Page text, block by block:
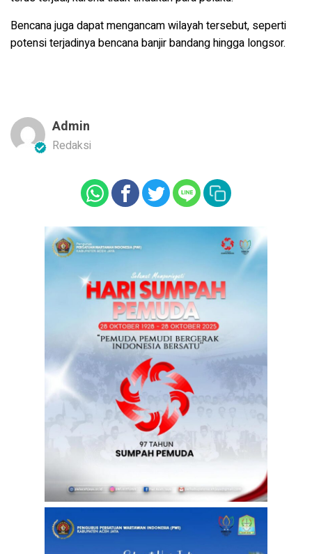
Bencana juga dapat mengancam wilayah tersebut, seperti
potensi terjadinya bencana banjir bandang hingga longsor.
Admin
Redaksi